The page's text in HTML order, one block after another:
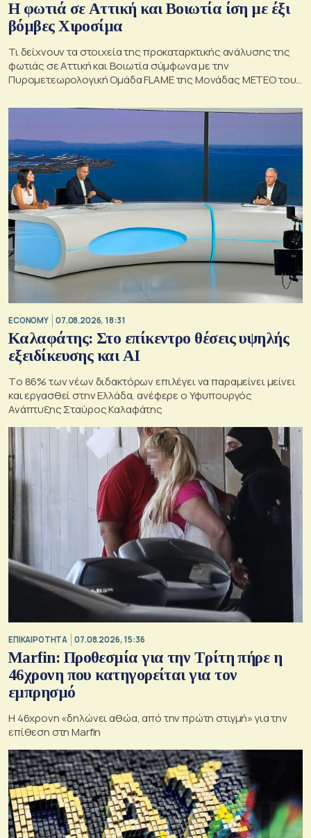
Η φωτιά σε Αττική και Βοιωτία ίση με έξι
βόμβες Χιροσίμα
Τι δείχνουν τα στοιχεία της προκαταρκτικής ανάλυσης της
φωτιάς σε Αττική και Βοιωτία σύμφωνα με την
Πυρομετεωρολογική Ομάδα FLAME της Μονάδας ΜΕΤΕΟ του
ECONOMY 07.08.2026, 18:31
Καλαφάτης: Στο επίκεντρο θέσεις υψηλής
εξειδίκευσης και AI
Tο 86% των νέων διδακτόρων επιλέγει να παραμείνει μείνει
και εργασθεί στην Ελλάδα, ανέφερε ο Υφυπουργός
Ανάπτυξης Σταύρος Καλαφάτης
ΕΠΙΚΑΙΡΟΤΗΤΑ 07.08.2026, 15:36
Marfin: Προθεσμία για την Τρίτη πήρε η
46χρονη που κατηγορείται για τον
εμπρησμό
H 46χρονη «δηλώνει αθώα, από την πρώτη στιγμή» για την
επίθεση στη Marfin